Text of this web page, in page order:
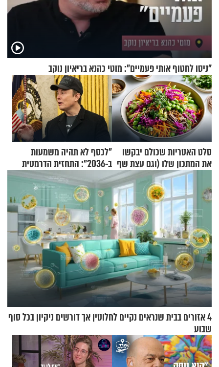
"ניסו לחטוף אותי פעמיים": מוטי כהנא בריאיון נוקב
סלט האטריות שכולם יבקשו
את המתכון שלו (וגם עצת שף
להגשת הרוטב)
"לכסף לא תהיה משמעות
ב-2036": התחזית הדרמטית
של אילון מאסק על עתיד
הכלכלה
4 אזורים בבית שנראים נקיים לחלוטין אך דורשים ניקיון בכל סוף
שבוע